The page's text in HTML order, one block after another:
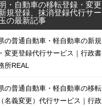
・自動車の移転登録・変更
規登録、抹消登録代行サー
の最新記事
の普通自動車・軽自動車の新規
変更登録代行サービス｜行政書
所REAL
の普通自動車・軽自動車の移転
名義変更）代行サービス｜行政